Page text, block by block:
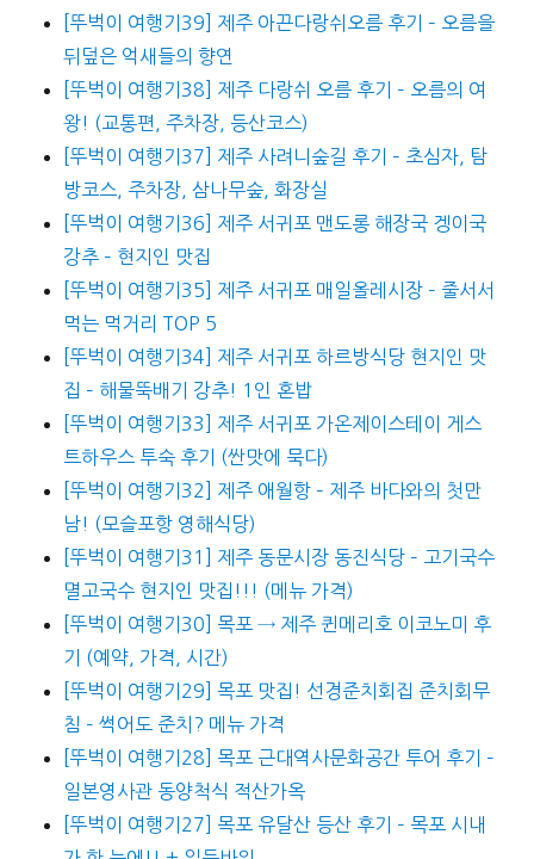
[뚜벅이 여행기39] 제주 아끈다랑쉬오름 후기 – 오름을
뒤덮은 억새들의 향연
[뚜벅이 여행기38] 제주 다랑쉬 오름 후기 – 오름의 여
왕! (교통편, 주차장, 등산코스)
[뚜벅이 여행기37] 제주 사려니숲길 후기 – 초심자, 탐
방코스, 주차장, 삼나무숲, 화장실
[뚜벅이 여행기36] 제주 서귀포 맨도롱 해장국 겡이국
강추 – 현지인 맛집
[뚜벅이 여행기35] 제주 서귀포 매일올레시장 – 줄서서
먹는 먹거리 TOP 5
[뚜벅이 여행기34] 제주 서귀포 하르방식당 현지인 맛
집 – 해물뚝배기 강추! 1인 혼밥
[뚜벅이 여행기33] 제주 서귀포 가온제이스테이 게스
트하우스 투숙 후기 (싼맛에 묵다)
[뚜벅이 여행기32] 제주 애월항 – 제주 바다와의 첫만
남! (모슬포항 영해식당)
[뚜벅이 여행기31] 제주 동문시장 동진식당 – 고기국수
멸고국수 현지인 맛집!!! (메뉴 가격)
[뚜벅이 여행기30] 목포 → 제주 퀸메리호 이코노미 후
기 (예약, 가격, 시간)
[뚜벅이 여행기29] 목포 맛집! 선경준치회집 준치회무
침 – 썩어도 준치? 메뉴 가격
[뚜벅이 여행기28] 목포 근대역사문화공간 투어 후기 –
일본영사관 동양척식 적산가옥
[뚜벅이 여행기27] 목포 유달산 등산 후기 – 목포 시내